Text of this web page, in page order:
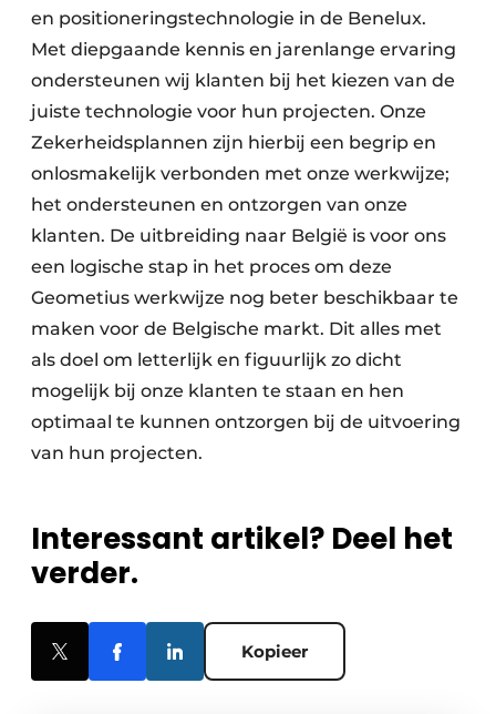
en positioneringstechnologie in de Benelux.
Met diepgaande kennis en jarenlange ervaring
ondersteunen wij klanten bij het kiezen van de
juiste technologie voor hun projecten. Onze
Zekerheidsplannen zijn hierbij een begrip en
onlosmakelijk verbonden met onze werkwijze;
het ondersteunen en ontzorgen van onze
klanten. De uitbreiding naar België is voor ons
een logische stap in het proces om deze
Geometius werkwijze nog beter beschikbaar te
maken voor de Belgische markt. Dit alles met
als doel om letterlijk en figuurlijk zo dicht
mogelijk bij onze klanten te staan en hen
optimaal te kunnen ontzorgen bij de uitvoering
van hun projecten.
Interessant artikel? Deel het
verder.
Kopieer